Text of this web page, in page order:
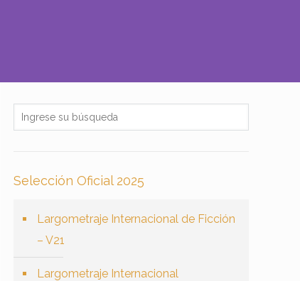
Selección Oficial 2025
Largometraje Internacional de Ficción
– V21
Largometraje Internacional